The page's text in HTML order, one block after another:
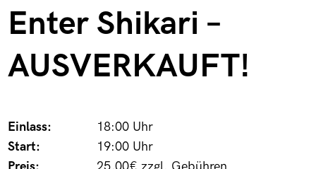
Enter Shikari –
AUSVERKAUFT!
Einlass:
18:00 Uhr
Start:
19:00 Uhr